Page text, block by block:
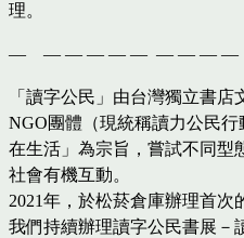
理。
— — — — — — — — — —
「讀字公民」由台灣獨立書
NGO團體（現統稱讀力公民
在生活」為宗旨，嘗試不同型
社會有機互動。
2021年，於松菸倉庫辦理首次
我們持續辦理讀字公民書展－